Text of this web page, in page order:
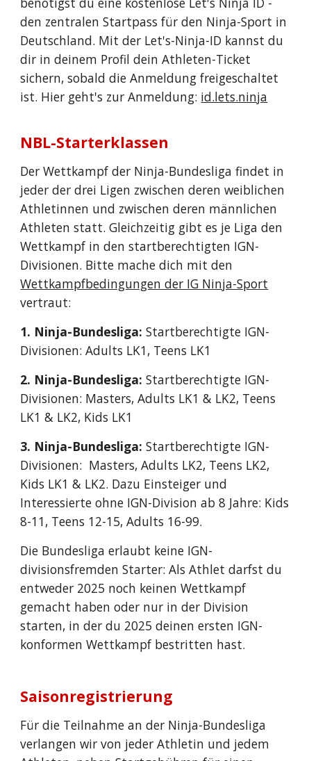
den zentralen Startpass für den Ninja-Sport in
Deutschland. Mit der Let's-Ninja-ID kannst du
dir in deinem Profil dein Athleten-Ticket
sichern, sobald die Anmeldung freigeschaltet
ist. Hier geht's zur Anmeldung: id.lets.ninja
NBL-Starterklassen
Der Wettkampf der Ninja-Bundesliga findet in
jeder der drei Ligen zwischen deren weiblichen
Athletinnen und zwischen deren männlichen
Athleten statt. Gleichzeitig gibt es je Liga den
Wettkampf in den startberechtigten IGN-
Divisionen. Bitte mache dich mit den
Wettkampfbedingungen der IG Ninja-Sport
vertraut:
1. Ninja-Bundesliga: Startberechtigte IGN-
Divisionen: Adults LK1, Teens LK1
2. Ninja-Bundesliga: Startberechtigte IGN-
Divisionen: Masters, Adults LK1 & LK2, Teens
LK1 & LK2, Kids LK1
3. Ninja-Bundesliga:Startberechtigte IGN-
Divisionen: Masters, Adults LK2, Teens LK2,
Kids LK1 & LK2. Dazu Einsteiger und
Interessierte ohne IGN-Division ab 8 Jahre: Kids
8-11, Teens 12-15, Adults 16-99.
Die Bundesliga erlaubt keine IGN-
divisionsfremden Starter: Als Athlet darfst du
entweder 2025 noch keinen Wettkampf
gemacht haben oder nur in der Division
starten, in der du 2025 deinen ersten IGN-
konformen Wettkampf bestritten hast.
Saisonregistrierung
Für die Teilnahme an der Ninja-Bundesliga
verlangen wir von jeder Athletin und jedem